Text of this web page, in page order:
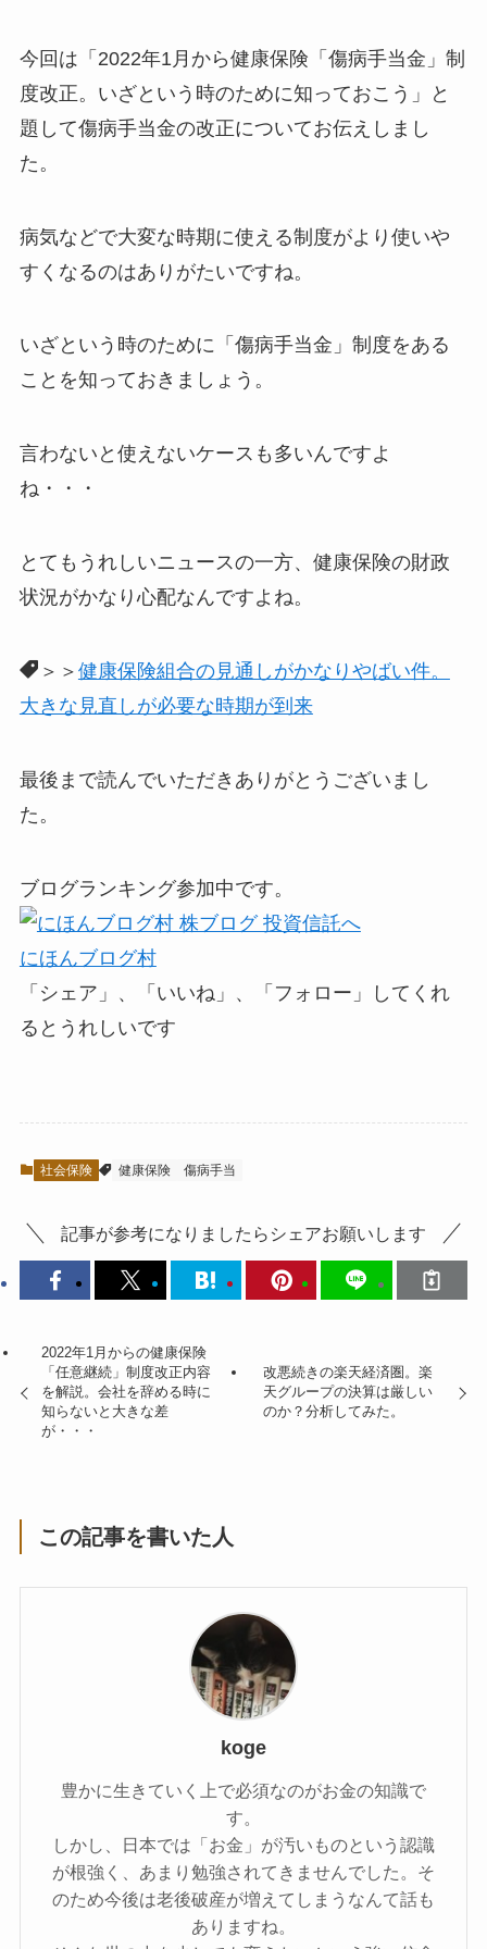
今回は「2022年1月から健康保険「傷病手当金」制
度改正。いざという時のために知っておこう」と
題して傷病手当金の改正についてお伝えしまし
た。
病気などで大変な時期に使える制度がより使いや
すくなるのはありがたいですね。
いざという時のために「傷病手当金」制度をある
ことを知っておきましょう。
言わないと使えないケースも多いんですよ
ね・・・
とてもうれしいニュースの一方、健康保険の財政
状況がかなり心配なんですよね。
＞＞ 健康保険組合の見通しがかなりやばい件。
大きな見直しが必要な時期が到来
最後まで読んでいただきありがとうございまし
た。
ブログランキング参加中です。
にほんブログ村
「シェア」、「いいね」、「フォロー」してくれ
るとうれしいです
社会保険 健康保険 傷病手当
記事が参考になりましたらシェアお願いします
2022年1月からの健康保険
「任意継続」制度改正内容
を解説。会社を辞める時に
知らないと大きな差
が・・・
改悪続きの楽天経済圏。楽
天グループの決算は厳しい
のか？分析してみた。
この記事を書いた人
koge
豊かに生きていく上で必須なのがお金の知識で
す。
しかし、日本では「お金」が汚いものという認識
が根強く、あまり勉強されてきませんでした。そ
のため今後は老後破産が増えてしまうなんて話も
ありますね。